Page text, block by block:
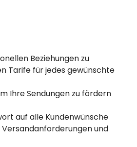
Beziehungen zu
Tarife für jedes gewünschte
Ihre Sendungen zu fördern
auf alle Kundenwünsche
und